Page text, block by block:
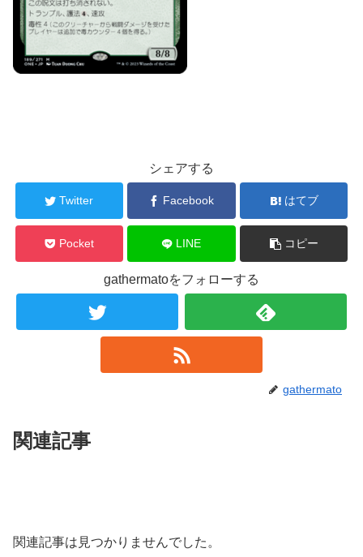
シェアする
Twitter Facebook はてブ
Pocket LINE コピー
gathermatoをフォローする
gathermato
関連記事
関連記事は見つかりませんでした。